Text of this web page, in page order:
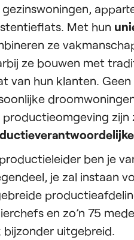
gezinswoningen,
Met hun
ze
ze bouwen met
van hun klanten.
productieomgeving zijn
ben je
je zal instaan
en zo’n 75
bijzonder uitgebreid.